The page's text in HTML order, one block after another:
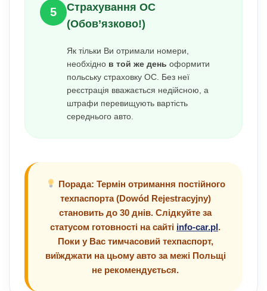
5
Страхування OC
(Обов’язково!)
Як тільки Ви отримали номери,
необхідно в той же день оформити
польську страховку OC. Без неї
реєстрація вважається недійсною, а
штрафи перевищують вартість
середнього авто.
Порада: Термін отримання постійного
техпаспорта (Dowód Rejestracyjny)
становить до 30 днів. Слідкуйте за
статусом готовності на сайті info-car.pl.
Поки у Вас тимчасовий техпаспорт,
виїжджати на цьому авто за межі Польщі
не рекомендується.